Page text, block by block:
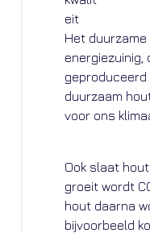
Het duurzame
energiezuinig,
duurzaam
voor ons
Ook slaat hout
groeit wordt
hout daarna
bijvoorbeeld